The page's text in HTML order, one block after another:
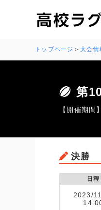
トップページ 大会情
第
【開催期
決勝
日程
2023/